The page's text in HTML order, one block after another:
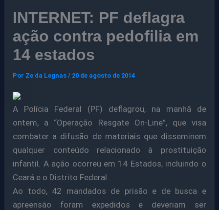
INTERNET: PF deflagra
ação contra pedofilia em
14 estados
Por Ze da Legnas/ 20 de agosto de 2014
A Polícia Federal (PF) deflagrou, na manhã de
ontem, a “Operação Resgate On-Line”, que visa
combater a difusão de materiais que disseminem
qualquer conteúdo relacionado à prostituição
infantil. A ação ocorreu em 14 Estados, incluindo o
Ceará e o Distrito Federal.
Ao todo, 42 mandados de prisão e de busca e
apreensão foram expedidos e deveriam ser